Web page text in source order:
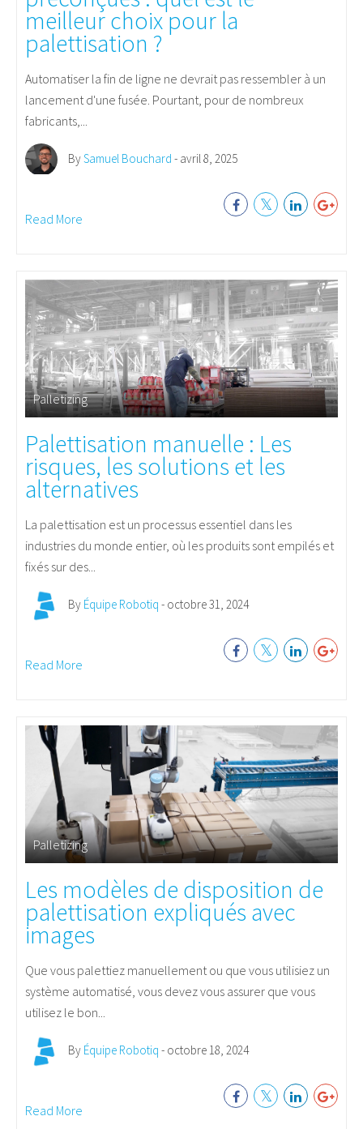
meilleur choix pour la
palettisation ?
Automatiser la fin de ligne ne devrait pas ressembler à un
lancement d'une fusée. Pourtant, pour de nombreux
fabricants,...
BySamuel Bouchard - avril 8, 2025
Read More
Palletizing
Palettisation manuelle : Les
risques, les solutions et les
alternatives
La palettisation est un processus essentiel dans les
industries du monde entier, où les produits sont empilés et
fixés sur des...
By Équipe Robotiq - octobre 31, 2024
Read More
Palletizing
Les modèles de disposition de
palettisation expliqués avec
images
Que vous palettiez manuellement ou que vous utilisiez un
système automatisé, vous devez vous assurer que vous
utilisez le bon...
By Équipe Robotiq - octobre 18, 2024
Read More